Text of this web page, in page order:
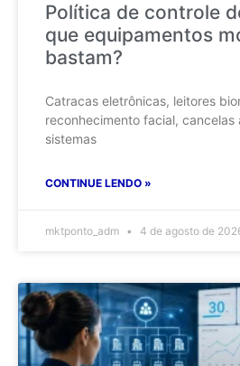
Política de controle
que equipamentos
bastam?
Catracas eletrônicas, leitores
reconhecimento facial, cancelas
sistemas
CONTINUE LENDO »
mktponto_adm 4 de agosto de